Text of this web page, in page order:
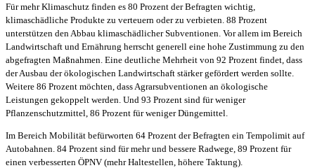
Für mehr Klimaschutz finden es 80 Prozent der Befragten wichtig,
klimaschädliche Produkte zu verteuern oder zu verbieten. 88 Prozent
unterstützen den Abbau klimaschädlicher Subventionen. Vor allem im Bereich
Landwirtschaft und Ernährung herrscht generell eine hohe Zustimmung zu den
abgefragten Maßnahmen. Eine deutliche Mehrheit von 92 Prozent findet, dass
der Ausbau der ökologischen Landwirtschaft stärker gefördert werden sollte.
Weitere 86 Prozent möchten, dass Agrarsubventionen an ökologische
Leistungen gekoppelt werden. Und 93 Prozent sind für weniger
Pflanzenschutzmittel, 86 Prozent für weniger Düngemittel.
Im Bereich Mobilität befürworten 64 Prozent der Befragten ein Tempolimit auf
Autobahnen. 84 Prozent sind für mehr und bessere Radwege, 89 Prozent für
einen verbesserten ÖPNV (mehr Haltestellen, höhere Taktung).